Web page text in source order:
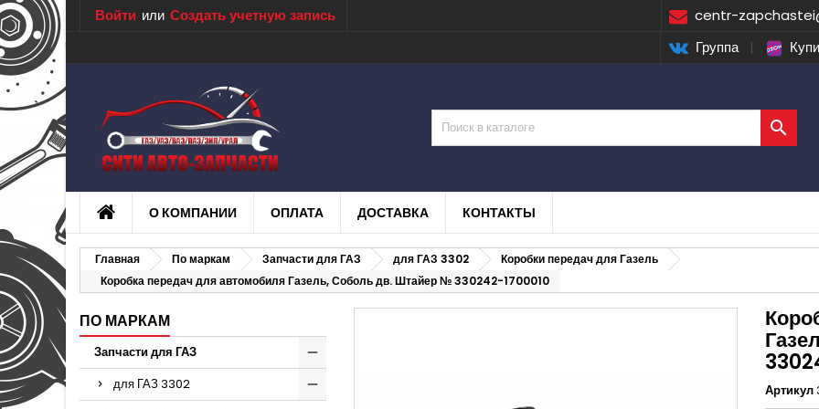
centr-
Войти или Создать учетную запись
Группа |

О КОМПАНИИ ОПЛАТА ДОСТАВКА КОНТАКТЫ
Главная По маркам Запчасти для ГАЗ для ГАЗ 3302
Коробки передач для Газель
Коробка передач для автомобиля Газель, Соболь дв. Штайер № 330242-1700010
ПО МАРКАМ
Запчасти для ГАЗ
для ГАЗ 3302
Артикул